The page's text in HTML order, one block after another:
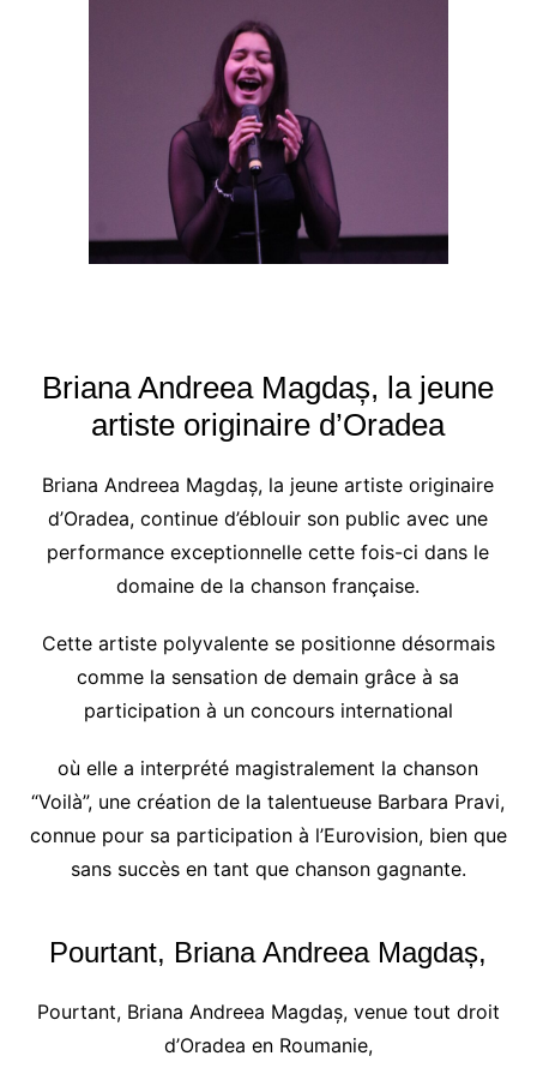
Briana Andreea Magdaș, la jeune
artiste originaire d’Oradea
Briana Andreea Magdaș, la jeune artiste originaire
d’Oradea, continue d’éblouir son public avec une
performance exceptionnelle cette fois-ci dans le
domaine de la chanson française.
Cette artiste polyvalente se positionne désormais
comme la sensation de demain grâce à sa
participation à un concours international
où elle a interprété magistralement la chanson
“Voilà”, une création de la talentueuse Barbara Pravi,
connue pour sa participation à l’Eurovision, bien que
sans succès en tant que chanson gagnante.
Pourtant, Briana Andreea Magdaș,
Pourtant, Briana Andreea Magdaș, venue tout droit
d’Oradea en Roumanie,